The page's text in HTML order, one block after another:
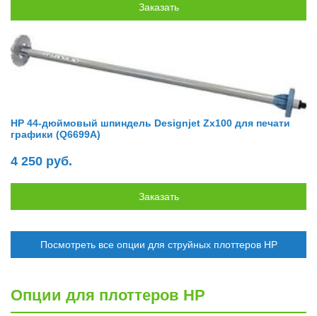
HP 44-дюймовый шпиндель Designjet Zx100 для печати
графики (Q6699A)
4 250 руб.
Посмотреть все опции для струйных плоттеров HP
Опции для плоттеров HP